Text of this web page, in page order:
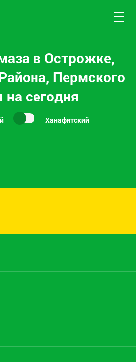
в Острожке,
Пермского
на сегодня
Ханафитский